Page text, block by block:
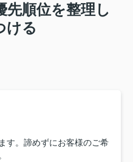
先順位を整理し
ける
す。諦めずにお客様のご希